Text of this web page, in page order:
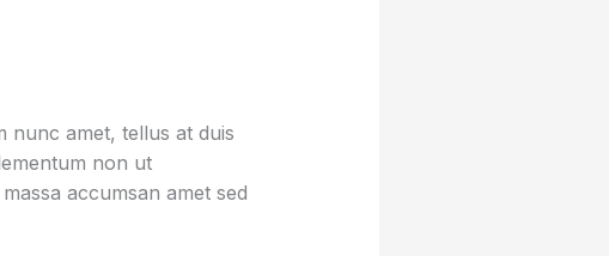
nunc amet, tellus at duis
non ut
accumsan amet sed